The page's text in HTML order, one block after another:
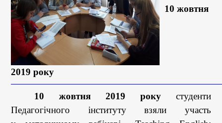
10 жовтня
2019 року
10жовтня 2019 року студенти
Педагогічного інституту взяли участь